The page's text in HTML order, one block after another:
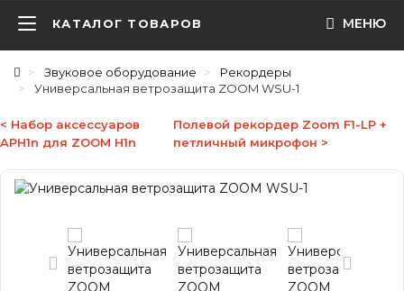
КАТАЛОГ ТОВАРОВ МЕНЮ
Звуковое оборудование
Рекордеры
Универсальная ветрозащита ZOOM WSU-1
< Набор аксессуаров
APH1n для ZOOM H1n
Полевой рекордер Zoom F1-LP +
петличный микрофон >